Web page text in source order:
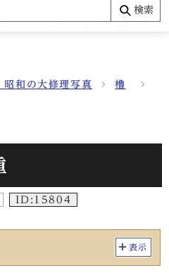
検索
昭和の大修理写真 櫓
ID:15804
表示